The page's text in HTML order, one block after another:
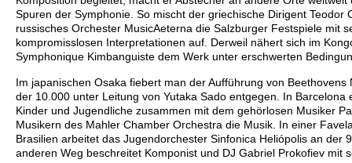
Spuren der Symphonie. So mischt der griechische Dirigent Teodor
russisches Orchester MusicAeterna die Salzburger Festspiele mit
kompromisslosen Interpretationen auf. Derweil nähert sich im
Symphonique Kimbanguiste dem Werk unter erschwerten
Im japanischen Osaka fiebert man der Aufführung von
der 10.000 unter Leitung von Yutaka Sado entgegen. In Barcelona
Kinder und Jugendliche zusammen mit dem gehörlosen Musiker
Musikern des Mahler Chamber Orchestra die Musik. In einer
Brasilien arbeitet das Jugendorchester Sinfonica Heliópolis an der
anderen Weg beschreitet Komponist und DJ Gabriel Prokofiev mit